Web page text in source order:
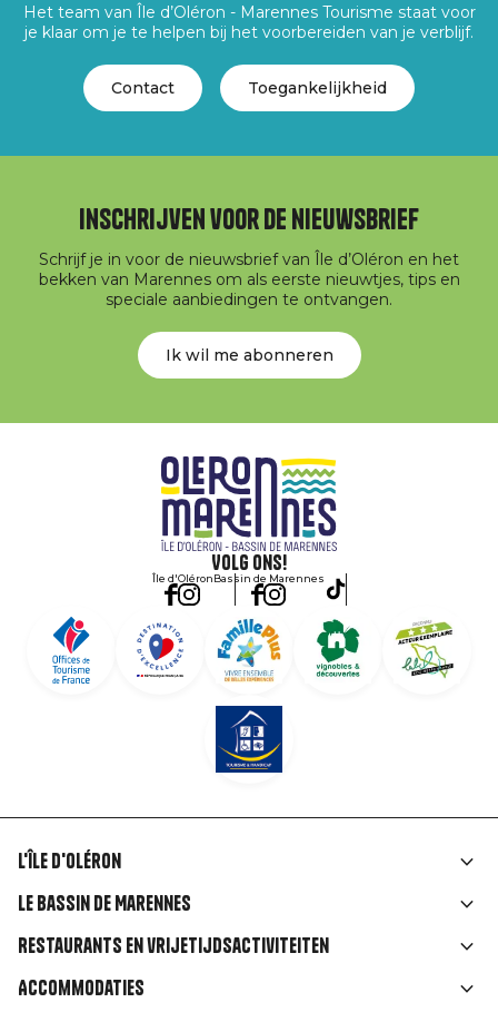
Het team van Île d’Oléron - Marennes Tourisme staat voor
je klaar om je te helpen bij het voorbereiden van je verblijf.
Contact Toegankelijkheid
Inschrijven voor de nieuwsbrief
Schrijf je in voor de nieuwsbrief van Île d’Oléron en het
bekken van Marennes om als eerste nieuwtjes, tips en
speciale aanbiedingen te ontvangen.
Ik wil me abonneren
Volg ons!
Île d'OléronBassin de Marennes
Liens
rubriques
L'île d'Oléron
Le Bassin de Marennes
Restaurants en vrijetijdsactiviteiten
Accommodaties